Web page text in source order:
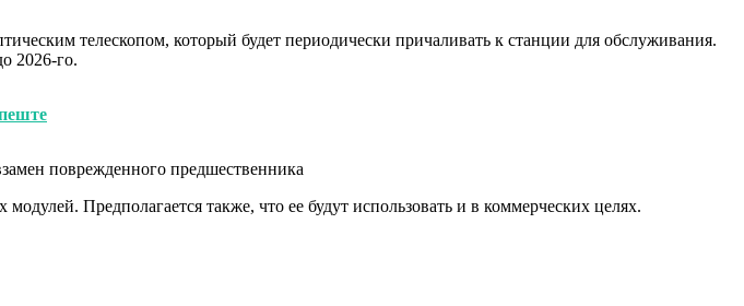
телескопом, который будет периодически причаливать к станции для обслуживания.
2026-го.
Предполагается также, что ее будут использовать и в коммерческих целях.